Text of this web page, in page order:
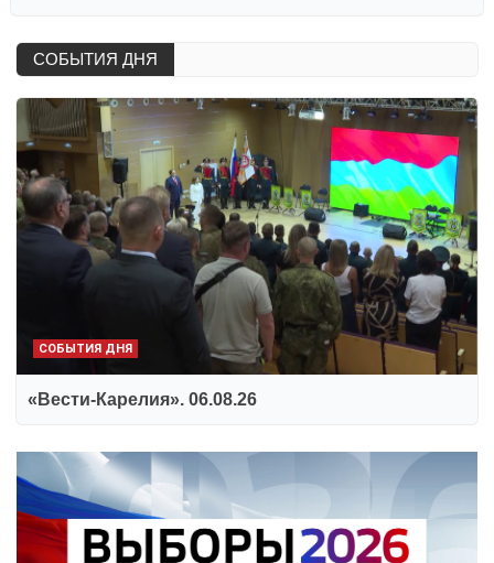
СОБЫТИЯ ДНЯ
СОБЫТИЯ ДНЯ
«Вести-Карелия». 06.08.26